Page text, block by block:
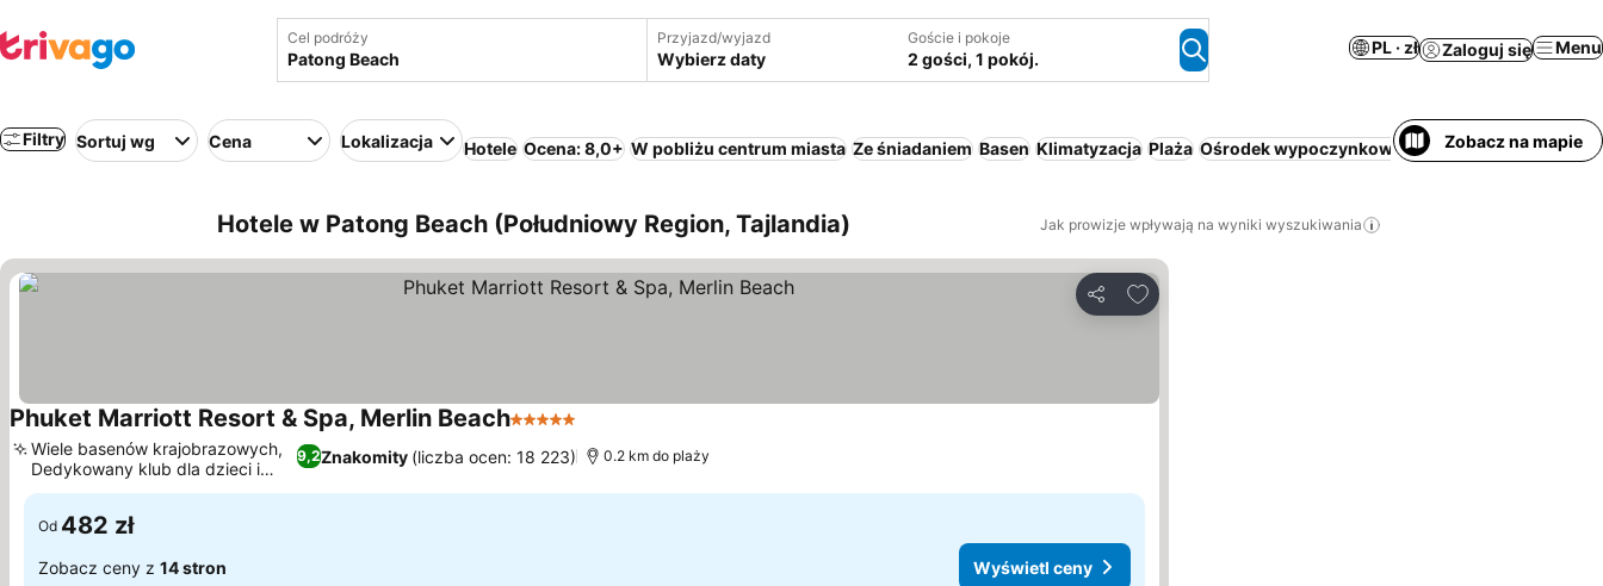
Cel podróży Przyjazd/wyjazd
Wybierz daty
Goście i pokoje
2 gości, 1 pokój.
PL · zł Zaloguj się Menu
Filtry Sortuj wg Cena Lokalizacja Hotele Ocena: 8,0+ W pobliżu centrum miasta Ze śniadaniem Basen Klimatyzacja Plaża Ośrodek wypoczynkowy Wi-FiZobacz na mapie
Hotele w Patong Beach (Południowy Region, Tajlandia) Jak prowizje wpływają na wyniki wyszukiwania
Udostępnij
Dodaj do ulubionych
Phuket Marriott Resort & Spa, Merlin Beach5 Kategoria
9,2Znakomity (liczba ocen: 18 223)
Wiele basenów krajobrazowych,
Dedykowany klub dla dzieci i
zajęcia
0.2 km do plaży
Od 482 zł
Zobacz ceny z 14 stron Wyświetl ceny